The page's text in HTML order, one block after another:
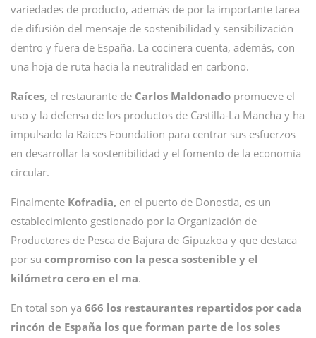
variedades de producto, además de por la importante tarea
de difusión del mensaje de sostenibilidad y sensibilización
dentro y fuera de España. La cocinera cuenta, además, con
una hoja de ruta hacia la neutralidad en carbono.
Raíces, el restaurante de Carlos Maldonado promueve el
uso y la defensa de los productos de Castilla-La Mancha y ha
impulsado la Raíces Foundation para centrar sus esfuerzos
en desarrollar la sostenibilidad y el fomento de la economía
circular.
Finalmente Kofradia, en el puerto de Donostia, es un
establecimiento gestionado por la Organización de
Productores de Pesca de Bajura de Gipuzkoa y que destaca
por su compromiso con la pesca sostenible y el
kilómetro cero en el ma.
En total son ya 666 los restaurantes repartidos por cada
rincón de España los que forman parte de los soles